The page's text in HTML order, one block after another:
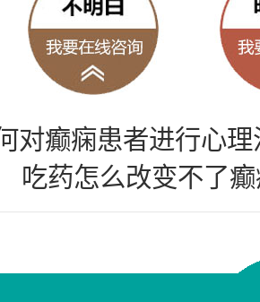
对癫痫患者进行心理
吃药怎么改变不了